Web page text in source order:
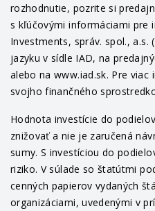
rozhodnutie, pozrite si
s kľúčovými informáciami pre
Investments, správ. spol., a.s.
jazyku v sídle IAD, na
alebo na www.iad.sk. Pre
svojho finančného
Hodnota investície do
znižovať a nie je zaručená
sumy. S investíciou do
riziko. V súlade so štatútmi
cenných papierov vydaných
organizáciami, uvedenými v